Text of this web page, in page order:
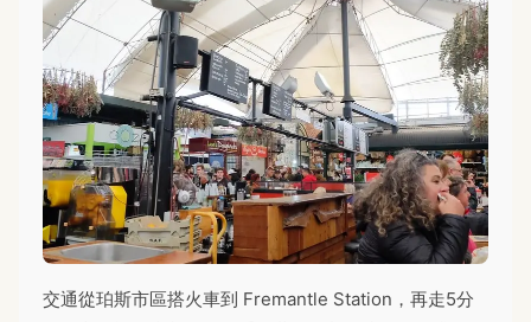
交通從珀斯市區搭火車到 Fremantle Station，再走5分